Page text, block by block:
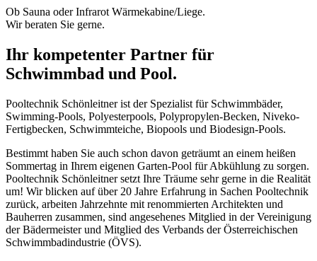
Ob Sauna oder Infrarot Wärmekabine/Liege.
Wir beraten Sie gerne.
Ihr kompetenter Partner für
Schwimmbad und Pool.
Pooltechnik Schönleitner ist der Spezialist für Schwimmbäder,
Swimming-Pools, Polyesterpools, Polypropylen-Becken, Niveko-
Fertigbecken, Schwimmteiche, Biopools und Biodesign-Pools.
Bestimmt haben Sie auch schon davon geträumt an einem heißen
Sommertag in Ihrem eigenen Garten-Pool für Abkühlung zu sorgen.
Pooltechnik Schönleitner setzt Ihre Träume sehr gerne in die Realität
um! Wir blicken auf über 20 Jahre Erfahrung in Sachen Pooltechnik
zurück, arbeiten Jahrzehnte mit renommierten Architekten und
Bauherren zusammen, sind angesehenes Mitglied in der Vereinigung
der Bädermeister und Mitglied des Verbands der Österreichischen
Schwimmbadindustrie (ÖVS).